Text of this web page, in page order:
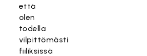
että
olen
todella
vilpittömästi
fiiliksissä